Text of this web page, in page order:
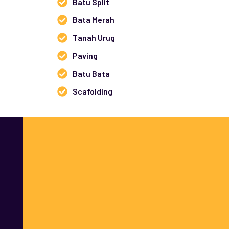
Bata Merah
Tanah Urug
Paving
Batu Bata
Scafolding